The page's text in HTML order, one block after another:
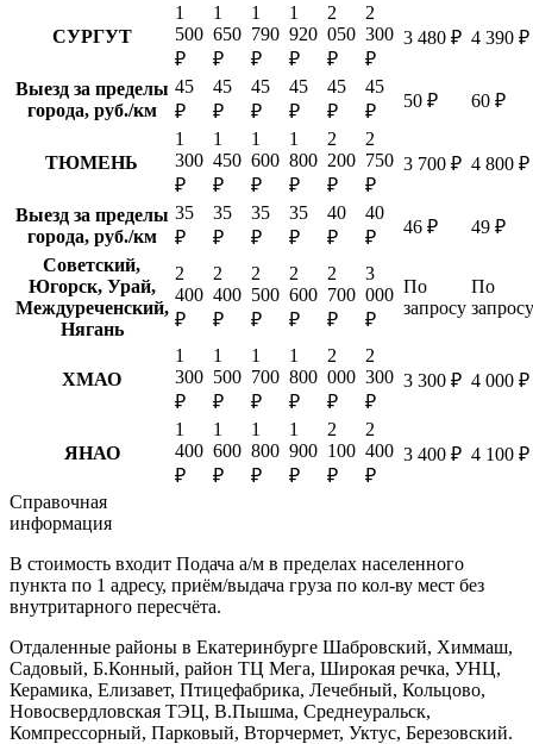
СУРГУТ
1
500
₽
1
650
₽
1
790
₽
1
920
₽
2
050
₽
2
300
₽
3 480 ₽ 4 390 ₽
Выезд за пределы
города, руб./км
45
₽
45
₽
45
₽
45
₽
45
₽
45
₽
50 ₽ 60 ₽
ТЮМЕНЬ
1
300
₽
1
450
₽
1
600
₽
1
800
₽
2
200
₽
2
750
₽
3 700 ₽ 4 800 ₽
Выезд за пределы
города, руб./км
35
₽
35
₽
35
₽
35
₽
40
₽
40
₽
46 ₽
49 ₽
Советский,
Югорск, Урай,
Междуреченский,
Нягань
2
400
₽
2
400
₽
2
500
₽
2
600
₽
2
700
₽
3
000
₽
По
запросу
По
запросу
ХМАО
1
300
₽
1
500
₽
1
700
₽
1
800
₽
2
000
₽
2
300
₽
3 300 ₽ 4 000 ₽
ЯНАО
1
400
₽
1
600
₽
1
800
₽
1
900
₽
2
100
₽
2
400
₽
3 400 ₽ 4 100 ₽
Справочная
информация
В стоимость входит Подача а/м в пределах населенного
пункта по 1 адресу, приём/выдача груза по кол-ву мест без
внутритарного пересчёта.
Отдаленные районы в Екатеринбурге Шабровский, Химмаш,
Садовый, Б.Конный, район ТЦ Мега, Широкая речка, УНЦ,
Керамика, Елизавет, Птицефабрика, Лечебный, Кольцово,
Новосвердловская ТЭЦ, В.Пышма, Среднеуральск,
Компрессорный, Парковый, Вторчермет, Уктус, Березовский.